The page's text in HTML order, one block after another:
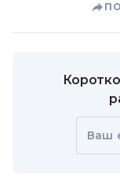
Ваш